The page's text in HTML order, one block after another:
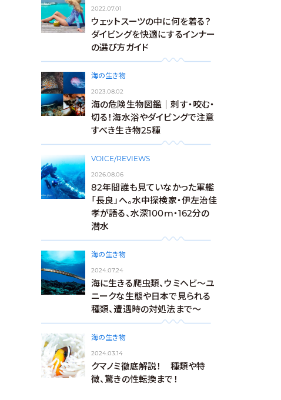
2022.07.01
ウェットスーツの中に何を着る？
ダイビングを快適にするインナー
の選び方ガイド
海の生き物
2023.08.02
海の危険生物図鑑｜刺す・咬む・
切る！海水浴やダイビングで注意
すべき生き物25種
VOICE/REVIEWS
2026.08.06
82年間誰も見ていなかった軍艦
「長良」へ。水中探検家・伊左治佳
孝が語る、水深100m・162分の
潜水
海の生き物
2024.07.24
海に生きる爬虫類、ウミヘビ～ユ
ニークな生態や日本で見られる
種類、遭遇時の対処法まで～
海の生き物
2024.03.14
クマノミ徹底解説！ 種類や特
徴、驚きの性転換まで！